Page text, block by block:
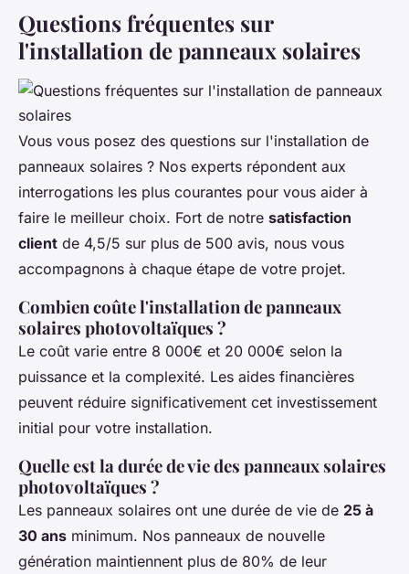
Questions fréquentes sur
l'installation de panneaux solaires
Vous vous posez des questions sur l'installation de
panneaux solaires ? Nos experts répondent aux
interrogations les plus courantes pour vous aider à
faire le meilleur choix. Fort de notre satisfaction
client de 4,5/5 sur plus de 500 avis, nous vous
accompagnons à chaque étape de votre projet.
Combien coûte l'installation de panneaux
solaires photovoltaïques ?
Le coût varie entre 8 000€ et 20 000€ selon la
puissance et la complexité. Les aides financières
peuvent réduire significativement cet investissement
initial pour votre installation.
Quelle est la durée de vie des panneaux solaires
photovoltaïques ?
Les panneaux solaires ont une durée de vie de 25 à
30 ans minimum. Nos panneaux de nouvelle
génération maintiennent plus de 80% de leur